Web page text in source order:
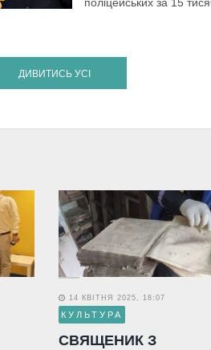
ДИВИТИСЬ УСІ
14 КВІТНЯ 2025, 18:07
КУЛЬТУРА
СВЯЩЕНИК З